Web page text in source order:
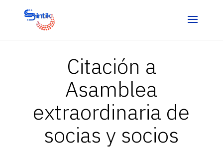
Citación a
Asamblea
extraordinaria de
socias y socios